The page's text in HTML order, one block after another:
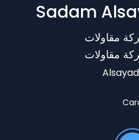
Sadam
مقاولات
مقاولات